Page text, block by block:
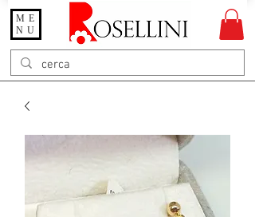
Gioielleria Rosellini
Rosellini online
ME
NU